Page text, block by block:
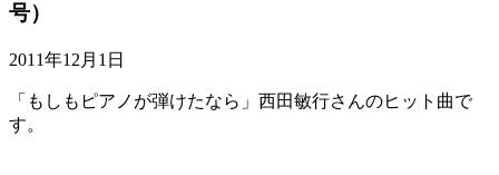
号）
2011年12月1日
「もしもピアノが弾けたなら」西田敏行さんのヒット曲で
す。